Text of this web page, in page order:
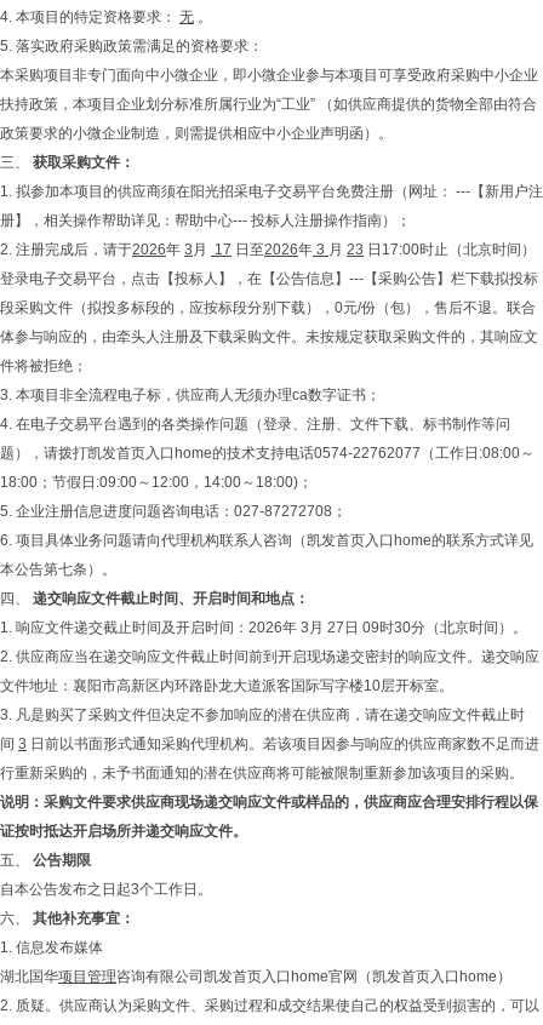
4. 本项目的特定资格要求： 无 。
5. 落实政府采购政策需满足的资格要求：
本采购项目非专门面向中小微企业，即小微企业参与本项目可享受政府采购中小企业
扶持政策，本项目企业划分标准所属行业为“工业” （如供应商提供的货物全部由符合
政策要求的小微企业制造，则需提供相应中小企业声明函）。
三、 获取采购文件 ：
1. 拟参加本项目的供应商须在阳光招采电子交易平台免费注册（网址： ---【新用户注
册】，相关操作帮助详见：帮助中心--- 投标人注册操作指南）；
2. 注册完成后，请于2026年 3 月 17 日至2026年 3 月 23 日17:00时止（北京时间）
登录电子交易平台，点击【投标人】，在【公告信息】---【采购公告】栏下载拟投标
段采购文件（拟投多标段的，应按标段分别下载），0元/份（包），售后不退。联合
体参与响应的，由牵头人注册及下载采购文件。未按规定获取采购文件的，其响应文
件将被拒绝；
3. 本项目非全流程电子标，供应商人无须办理ca数字证书；
4. 在电子交易平台遇到的各类操作问题（登录、注册、文件下载、标书制作等问
题），请拨打凯发首页入口home的技术支持电话0574-22762077（工作日:08:00～
18:00；节假日:09:00～12:00，14:00～18:00)；
5. 企业注册信息进度问题咨询电话：027-87272708；
6. 项目具体业务问题请向代理机构联系人咨询（凯发首页入口home的联系方式详见
本公告第七条）。
四、 递交响应文件截止时间、开启时间和地点：
1. 响应文件递交截止时间及开启时间：2026年 3月 27日 09时30分（北京时间）。
2. 供应商应当在递交响应文件截止时间前到开启现场递交密封的响应文件。递交响应
文件地址：襄阳市高新区内环路卧龙大道派客国际写字楼10层开标室。
3. 凡是购买了采购文件但决定不参加响应的潜在供应商，请在递交响应文件截止时
间 3 日前以书面形式通知采购代理机构。若该项目因参与响应的供应商家数不足而进
行重新采购的，未予书面通知的潜在供应商将可能被限制重新参加该项目的采购。
说明：采购文件要求供应商现场递交响应文件或样品的，供应商应合理安排行程以保
证按时抵达开启场所并递交响应文件。
五、 公告期限
自本公告发布之日起3个工作日。
六、 其他补充事宜：
1. 信息发布媒体
湖北国华项目管理咨询有限公司凯发首页入口home官网（凯发首页入口home ）
2. 质疑。供应商认为采购文件、采购过程和成交结果使自己的权益受到损害的，可以